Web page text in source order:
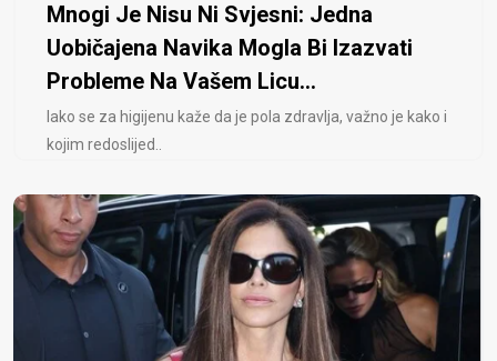
Mnogi Je Nisu Ni Svjesni: Jedna
Uobičajena Navika Mogla Bi Izazvati
Probleme Na Vašem Licu...
Iako se za higijenu kaže da je pola zdravlja, važno je kako i
kojim redoslijed..